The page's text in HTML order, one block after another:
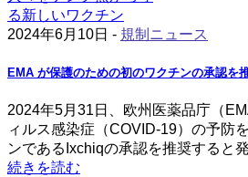
2024年6月10日 - 規制ニュース
EMA が保護のための初のワクチンの承認を
2024年5月31日、欧州医薬品庁（
ィルス感染症（COVID-19）の予防
ンであるIxchiqの承認を推奨すると
続きを読む